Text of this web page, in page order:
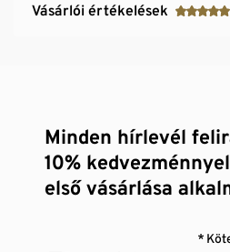
Vásárlói értékelések
Minden hírlevél
10%
első vásárlása
*